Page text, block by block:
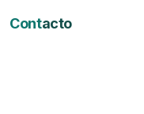
Contacto